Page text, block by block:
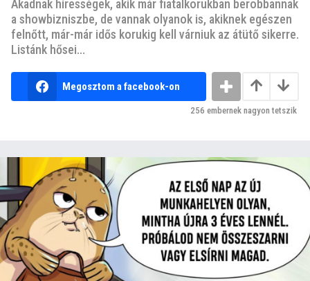
Akadnak hírességek, akik már fiatalkorukban berobbannak
a showbizniszbe, de vannak olyanok is, akiknek egészen
felnőtt, már-már idős korukig kell várniuk az átütő sikerre.
Listánk hősei...
Megosztom a facebook-on
256 embernek nagyon tetszik